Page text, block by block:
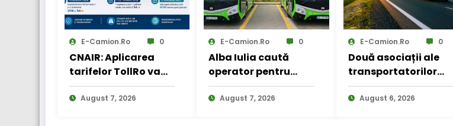
E-Camion.ro 0
CNAIR: Aplicarea
tarifelor TollRo va
începe la 1
octombrie 2026
August 7, 2026
E-Camion.ro 0
Alba Iulia caută
operator pentru
transportul public
August 7, 2026
E-Camion.ro 0
Două asociații ale
transportatorilor
cer transformarea
schemei de
August 6, 2026